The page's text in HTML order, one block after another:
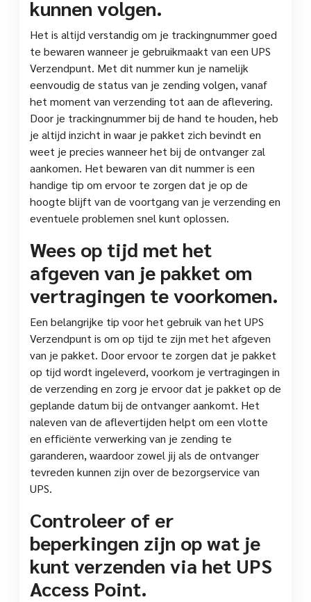
kunnen volgen.
Het is altijd verstandig om je trackingnummer goed
te bewaren wanneer je gebruikmaakt van een UPS
Verzendpunt. Met dit nummer kun je namelijk
eenvoudig de status van je zending volgen, vanaf
het moment van verzending tot aan de aflevering.
Door je trackingnummer bij de hand te houden, heb
je altijd inzicht in waar je pakket zich bevindt en
weet je precies wanneer het bij de ontvanger zal
aankomen. Het bewaren van dit nummer is een
handige tip om ervoor te zorgen dat je op de
hoogte blijft van de voortgang van je verzending en
eventuele problemen snel kunt oplossen.
Wees op tijd met het
afgeven van je pakket om
vertragingen te voorkomen.
Een belangrijke tip voor het gebruik van het UPS
Verzendpunt is om op tijd te zijn met het afgeven
van je pakket. Door ervoor te zorgen dat je pakket
op tijd wordt ingeleverd, voorkom je vertragingen in
de verzending en zorg je ervoor dat je pakket op de
geplande datum bij de ontvanger aankomt. Het
naleven van de aflevertijden helpt om een vlotte
en efficiënte verwerking van je zending te
garanderen, waardoor zowel jij als de ontvanger
tevreden kunnen zijn over de bezorgservice van
UPS.
Controleer of er
beperkingen zijn op wat je
kunt verzenden via het UPS
Access Point.